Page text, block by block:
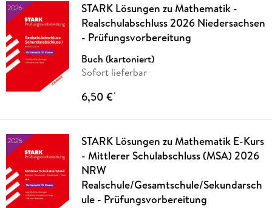
STARK Lösungen zu Mathematik -
Realschulabschluss 2026 Niedersachsen
- Prüfungsvorbereitung
Buch (kartoniert)
Sofort lieferbar
6,50 €*
STARK Lösungen zu Mathematik E-Kurs
- Mittlerer Schulabschluss (MSA) 2026
NRW
Realschule/Gesamtschule/Sekundarsch
ule - Prüfungsvorbereitung